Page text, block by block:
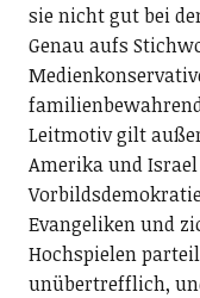
sie nicht gut bei
Genau aufs
Leitmotiv gilt
Amerika und
Evangeliken und
Hochspielen
unübertrefflich,